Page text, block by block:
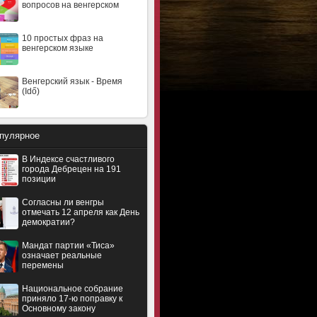
вопросов на венгерском
10 простых фраз на
венгерском языке
Венгерский язык - Время
(Idő)
В Индексе счастливого
города Дебрецен на 191
позиции
Согласны ли венгры
отмечать 12 апреля как День
демократии?
Мандат партии «Тиса»
означает реальные
перемены
Национальное собрание
приняло 17-ю поправку к
Основному закону